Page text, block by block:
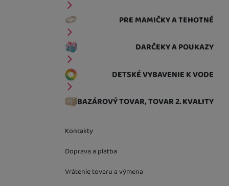
PRE MAMIČKY A TEHOTNÉ
DARČEKY A POUKAZY
DETSKÉ VYBAVENIE K VODE
BAZÁROVÝ TOVAR, TOVAR 2. KVALITY
Kontakty
Doprava a platba
Vrátenie tovaru a výmena